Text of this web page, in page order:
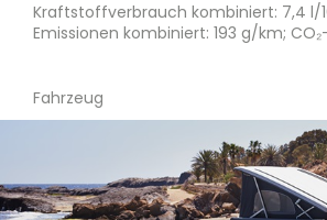
Kraftstoffverbrauch kombiniert: 7,4 l/
Emissionen kombiniert: 193 g/km;
Fahrzeug